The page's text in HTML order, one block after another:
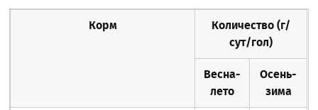
Корм
Количество (г/
сут/гол)
Весна-
лето
Осень-
зима